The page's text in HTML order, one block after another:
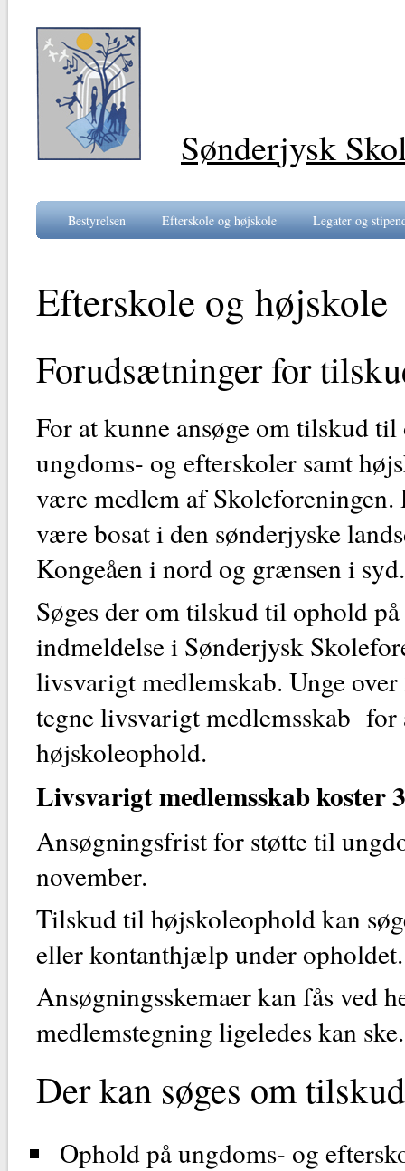
Sønderjysk
Bestyrelsen Efterskole og højskole Legater og
Efterskole og højskole
Forudsætninger for
For at kunne ansøge om tilskud
ungdoms- og efterskoler samt
være medlem af Skoleforeningen.
være bosat i den sønderjyske
Kongeåen i nord og grænsen i syd.
Søges der om tilskud til ophold
indmeldelse i Sønderjysk
livsvarigt medlemskab. Unge
tegne livsvarigt medlemsskab
højskoleophold.
Livsvarigt medlemsskab koster
Ansøgningsfrist for støtte til
november.
Tilskud til højskoleophold kan
eller kontanthjælp under opholdet.
Ansøgningsskemaer kan fås ved
medlemstegning ligeledes kan ske.
Der kan søges om
Ophold på ungdoms- og